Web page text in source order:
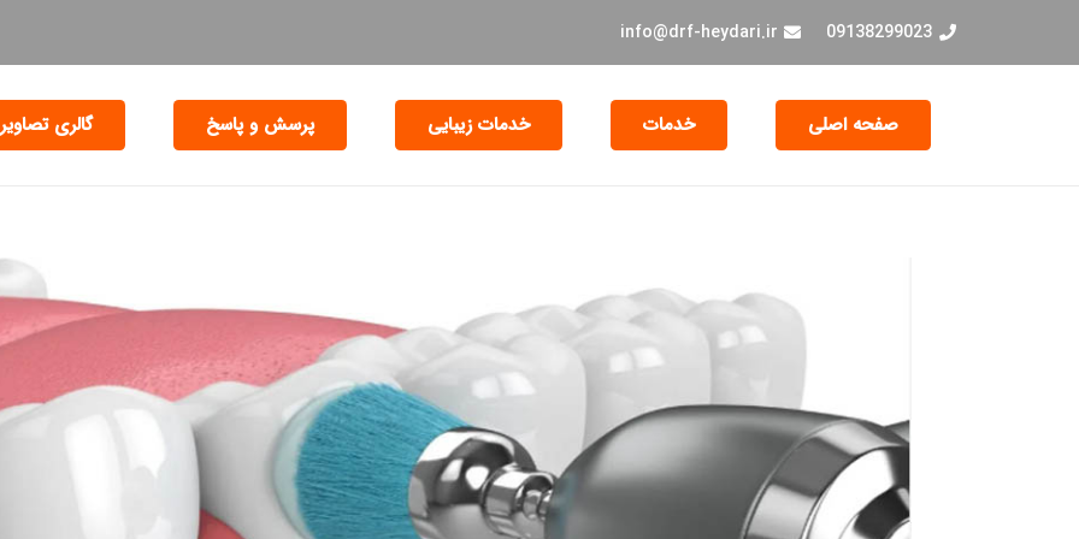
09138299023
info@drf-heydari.ir
صفحه اصلی خدمات خدمات زیبایی پرسش و پاسخ گالری تصاویر